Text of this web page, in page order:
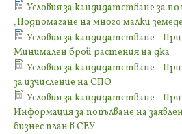
Условия за кандидатстване за
„Подпомагане на много малки
Условия за кандидатстване -
Минимален брой растения на дка
Условия за кандидатстване -
за изчисление на СПО
Условия за кандидатстване -
Информация за попълване на
бизнес план в СЕУ